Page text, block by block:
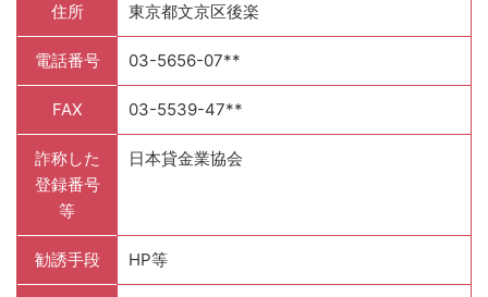
住所 東京都文京区後楽
電話番号 03-5656-07**
FAX 03-5539-47**
詐称した
登録番号
等
日本貸金業協会
勧誘手段 HP等